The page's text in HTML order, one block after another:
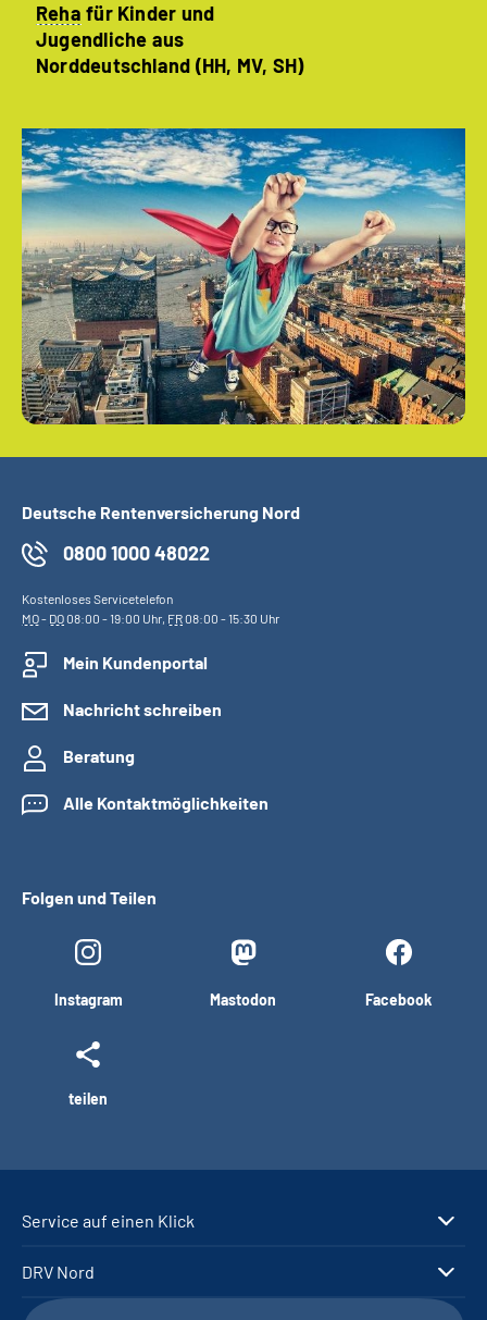
Reha für Kinder und
Jugendliche aus
Norddeutschland (HH, MV, SH)
Deutsche Rentenversicherung Nord
0800 1000 48022
Kostenloses Servicetelefon
MO- DO08:00 - 19:00 Uhr, FR08:00 - 15:30 Uhr
Mein Kundenportal
Nachricht schreiben
Beratung
Alle Kontaktmöglichkeiten
Folgen und Teilen
Instagram Mastodon Facebook
teilen
Service auf einen Klick
DRV Nord